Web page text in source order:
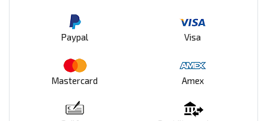
Paypal Visa
Mastercard Amex